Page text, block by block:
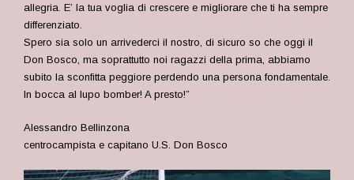
allegria. E’ la tua voglia di crescere e migliorare che ti ha sempre
differenziato.
Spero sia solo un arrivederci il nostro, di sicuro so che oggi il
Don Bosco, ma soprattutto noi ragazzi della prima, abbiamo
subito la sconfitta peggiore perdendo una persona fondamentale.
In bocca al lupo bomber! A presto!”
Alessandro Bellinzona
centrocampista e capitano U.S. Don Bosco